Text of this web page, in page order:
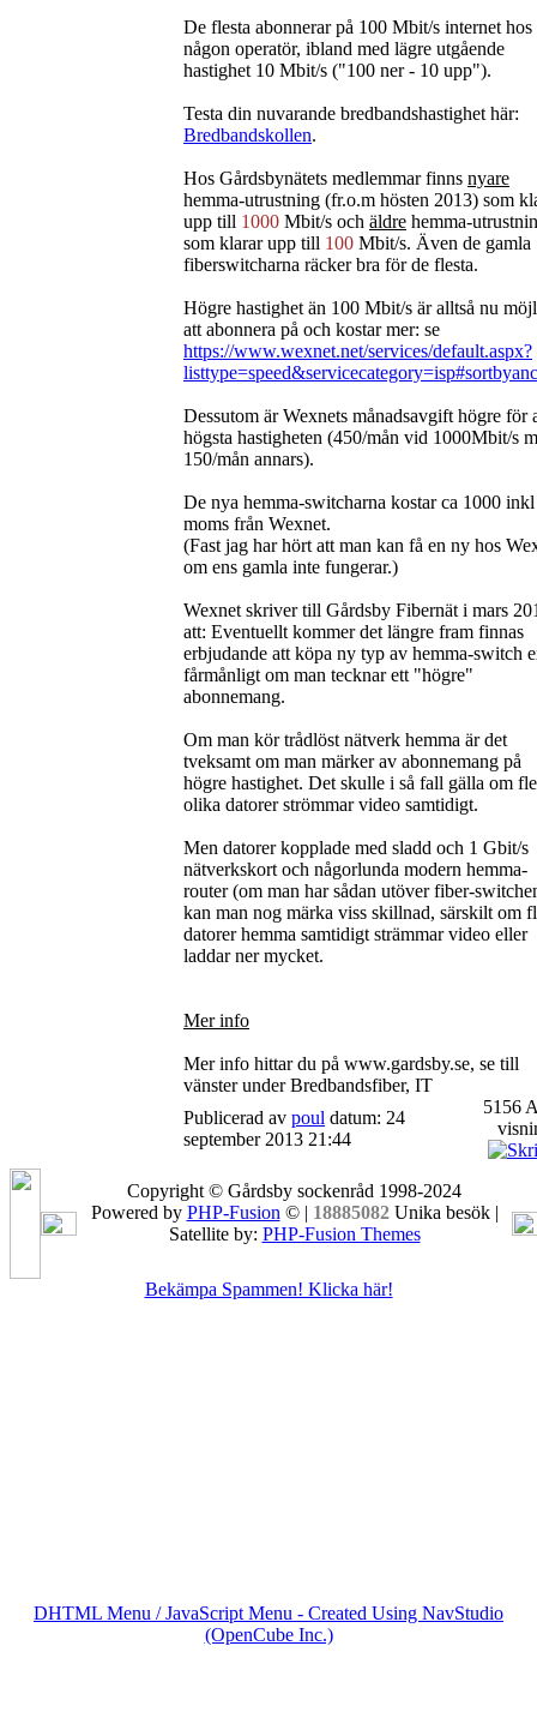
De flesta abonnerar på 100 Mbit/s internet hos
någon operatör, ibland med lägre utgående
hastighet 10 Mbit/s ("100 ner - 10 upp").
Testa din nuvarande bredbandshastighet här:
Bredbandskollen.
Hos Gårdsbynätets medlemmar finns nyare
hemma-utrustning (fr.o.m hösten 2013) som
upp till 1000 Mbit/s och äldre hemma-
som klarar upp till 100 Mbit/s. Även de gamla
fiberswitcharna räcker bra för de flesta.
Högre hastighet än 100 Mbit/s är alltså nu
att abonnera på och kostar mer: se
https://www.wexnet.net/services/default.aspx?
Dessutom är Wexnets månadsavgift högre för
högsta hastigheten (450/mån vid 1000Mbit/s
150/mån annars).
De nya hemma-switcharna kostar ca 1000 inkl
moms från Wexnet.
(Fast jag har hört att man kan få en ny hos
om ens gamla inte fungerar.)
Wexnet skriver till Gårdsby Fibernät i mars
att: Eventuellt kommer det längre fram finnas
erbjudande att köpa ny typ av hemma-switch
fårmånligt om man tecknar ett "högre"
abonnemang.
Om man kör trådlöst nätverk hemma är det
tveksamt om man märker av abonnemang på
högre hastighet. Det skulle i så fall gälla om
olika datorer strömmar video samtidigt.
Men datorer kopplade med sladd och 1 Gbit/s
nätverkskort och någorlunda modern hemma-
router (om man har sådan utöver fiber-
kan man nog märka viss skillnad, särskilt om
datorer hemma samtidigt strämmar video eller
laddar ner mycket.
Mer info
Mer info hittar du på www.gardsby.se, se till
vänster under Bredbandsfiber, IT
Publicerad av poul datum: 24
september 2013 21:44
5156
Copyright © Gårdsby sockenråd 1998-2024
Powered by PHP-Fusion © | 18885082 Unika besök |
Satellite by: PHP-Fusion Themes
Bekämpa Spammen! Klicka här!
DHTML Menu / JavaScript Menu - Created Using NavStudio
(OpenCube Inc.)